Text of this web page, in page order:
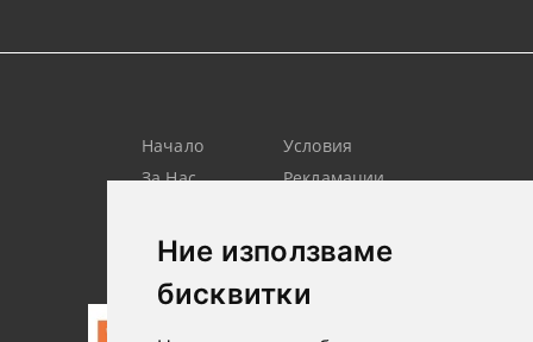
Ние използваме
бисквитки
Начало
За Нас
Лични
Данни
Условия
Рекламации
Новини